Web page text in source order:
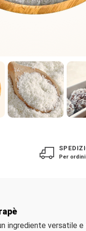
Per
ingrediente versatile